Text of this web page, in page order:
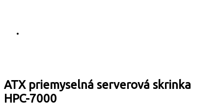
ATX priemyselná serverová skrinka
HPC-7000